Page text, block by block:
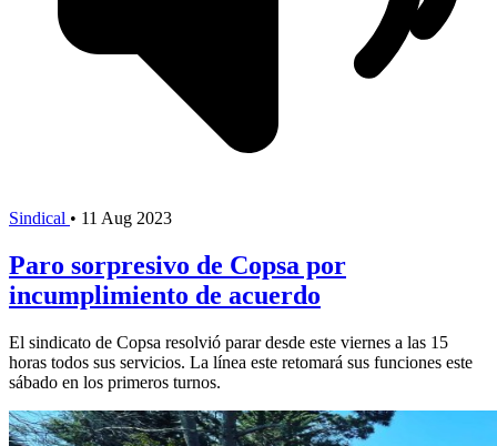
Sindical • 11 Aug 2023
Paro sorpresivo de Copsa por
incumplimiento de acuerdo
El sindicato de Copsa resolvió parar desde este viernes a las 15
horas todos sus servicios. La línea este retomará sus funciones este
sábado en los primeros turnos.